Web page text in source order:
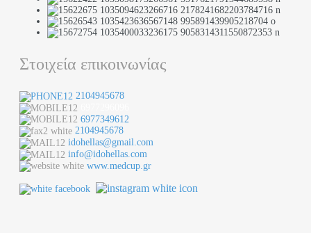
Στοιχεία επικοινωνίας
2104945678
6977349612
2104945678
idohellas@gmail.com
info@idohellas.com
www.medcup.gr